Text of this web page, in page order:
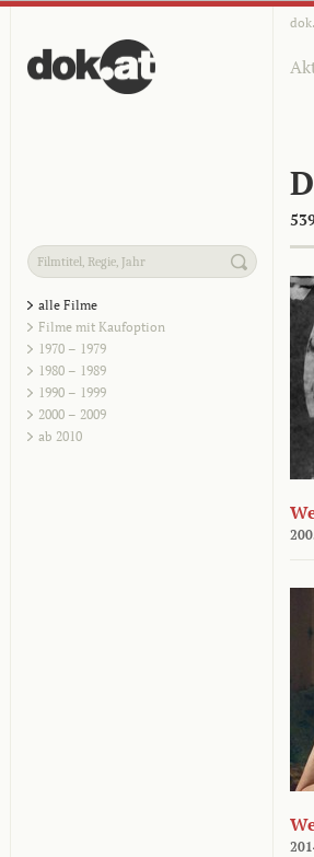
alle Filme
Filme mit Kaufoption
1970 – 1979
1980 – 1989
1990 – 1999
2000 – 2009
ab 2010